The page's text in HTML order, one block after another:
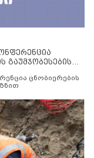
გაუმჯობესების
ცნობიერების